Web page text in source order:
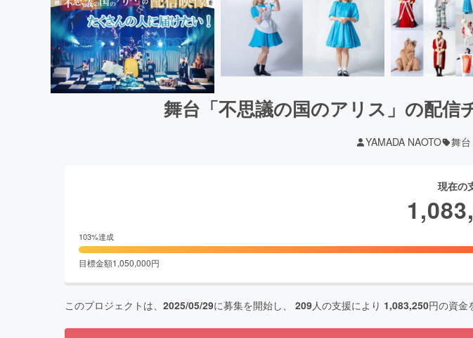
舞台「不思議の国のアリス」の配信
YAMADA NAOTO 舞
現在の
103%達成
目標金額1,050,000円
このプロジェクトは、 2025/05/29に募集を開始し、 209人の支援により 1,083,250円の資金